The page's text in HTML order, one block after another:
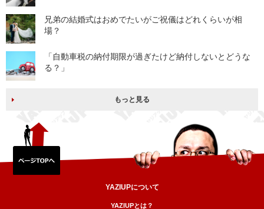
兄弟の結婚式はおめでたいがご祝儀はどれくらいが相
場？
「自動車税の納付期限が過ぎたけど納付しないとどうな
る？」
もっと見る
YAZIUPについて
YAZIUPとは？